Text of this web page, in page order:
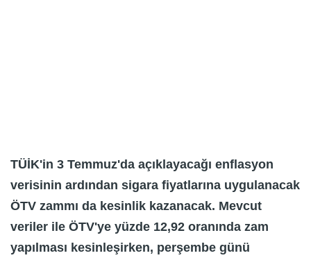
TÜİK'in 3 Temmuz'da açıklayacağı enflasyon
verisinin ardından sigara fiyatlarına uygulanacak
ÖTV zammı da kesinlik kazanacak. Mevcut
veriler ile ÖTV'ye yüzde 12,92 oranında zam
yapılması kesinleşirken, perşembe günü